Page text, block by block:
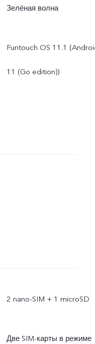
Зелёная волна
Funtouch OS 11.1
11 (Go edition))
2 nano-SIM + 1 microSD
Две SIM-карты в режиме